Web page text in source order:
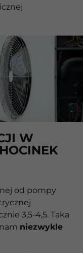
W
od pompy
3,5-4,5. Taka
niezwykle